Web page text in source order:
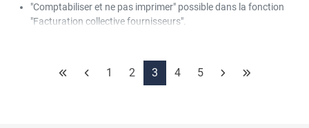
"Comptabiliser et ne pas imprimer" possible dans la fonction
"Facturation collective fournisseurs".
et "Prix d'achat (LIFO)", l'absolu et le pourcentage de remise
1 2 3 4 5